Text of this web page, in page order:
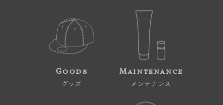
Goods
グッズ
Maintenance
メンテナンス